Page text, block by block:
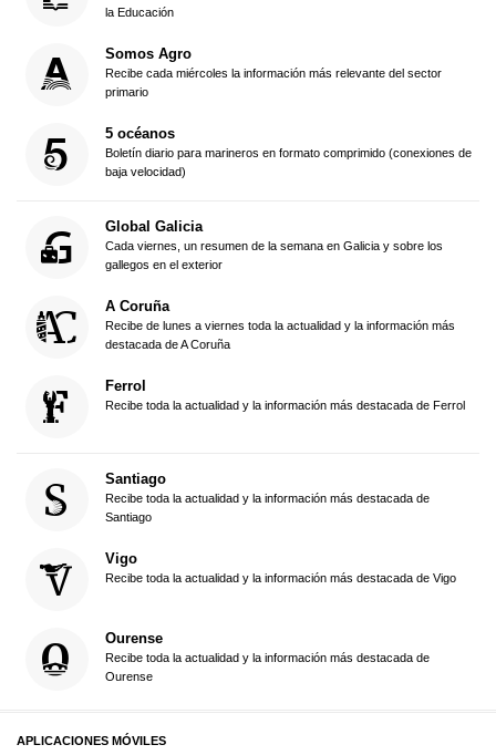
la Educación
Somos Agro
Recibe cada miércoles la información más relevante del sector
primario
5 océanos
Boletín diario para marineros en formato comprimido (conexiones de
baja velocidad)
Global Galicia
Cada viernes, un resumen de la semana en Galicia y sobre los
gallegos en el exterior
A Coruña
Recibe de lunes a viernes toda la actualidad y la información más
destacada de A Coruña
Ferrol
Recibe toda la actualidad y la información más destacada de Ferrol
Santiago
Recibe toda la actualidad y la información más destacada de
Santiago
Vigo
Recibe toda la actualidad y la información más destacada de Vigo
Ourense
Recibe toda la actualidad y la información más destacada de
Ourense
APLICACIONES MÓVILES